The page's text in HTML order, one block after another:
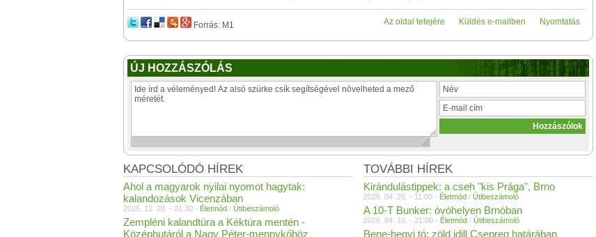
Nyomtatás
Küldés e-mailben
Az oldal tetejére
Forrás: M1
ÚJ HOZZÁSZÓLÁS
TOVÁBBI HÍREK
Kirándulástippek: a cseh "kis Prága", Brno
2026. 04. 26. - 11:00 - Életmód / Útibeszámoló
A 10-T Bunker: óvóhelyen Brnóban
2026. 04. 10. - 21:00 - Életmód / Útibeszámoló
Bene-hegyi tó: zöld idill Csepreg határában
KAPCSOLÓDÓ HÍREK
Ahol a magyarok nyilai nyomot hagytak:
kalandozások Vicenzában
2025. 12. 28. - 01:30 - Életmód / Útibeszámoló
Zempléni kalandtúra a Kéktúra mentén -
Középhutáról a Nagy Péter-mennykőhöz